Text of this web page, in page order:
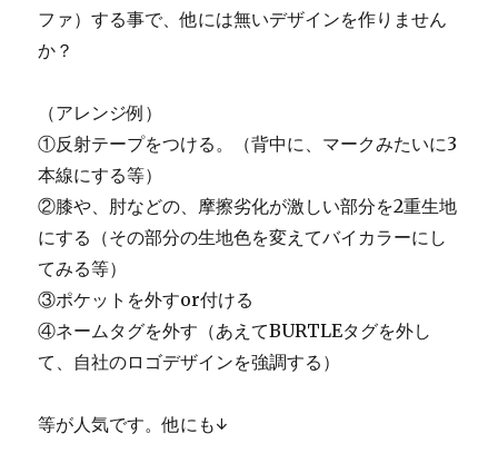
ファ）する事で、他には無いデザインを作りません
か？
（アレンジ例）
①反射テープをつける。（背中に、マークみたいに3
本線にする等）
②膝や、肘などの、摩擦劣化が激しい部分を2重生地
にする（その部分の生地色を変えてバイカラーにし
てみる等）
③ポケットを外すor付ける
④ネームタグを外す（あえてBURTLEタグを外し
て、自社のロゴデザインを強調する）
等が人気です。他にも↓